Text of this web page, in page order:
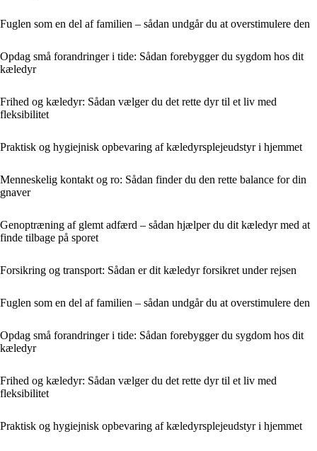
Fuglen som en del af familien – sådan undgår du at overstimulere den
Opdag små forandringer i tide: Sådan forebygger du sygdom hos dit
kæledyr
Frihed og kæledyr: Sådan vælger du det rette dyr til et liv med
fleksibilitet
Praktisk og hygiejnisk opbevaring af kæledyrsplejeudstyr i hjemmet
Menneskelig kontakt og ro: Sådan finder du den rette balance for din
gnaver
Genoptræning af glemt adfærd – sådan hjælper du dit kæledyr med at
finde tilbage på sporet
Forsikring og transport: Sådan er dit kæledyr forsikret under rejsen
Fuglen som en del af familien – sådan undgår du at overstimulere den
Opdag små forandringer i tide: Sådan forebygger du sygdom hos dit
kæledyr
Frihed og kæledyr: Sådan vælger du det rette dyr til et liv med
fleksibilitet
Praktisk og hygiejnisk opbevaring af kæledyrsplejeudstyr i hjemmet